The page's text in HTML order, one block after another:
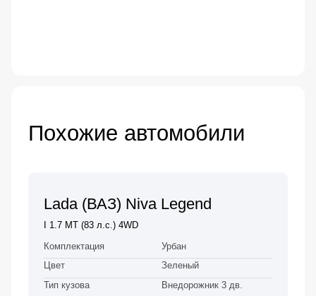
Похожие автомобили
Lada (ВАЗ) Niva Legend
I 1.7 MT (83 л.с.) 4WD
Комплектация
Урбан
Цвет
Зеленый
Тип кузова
Внедорожник 3 дв.